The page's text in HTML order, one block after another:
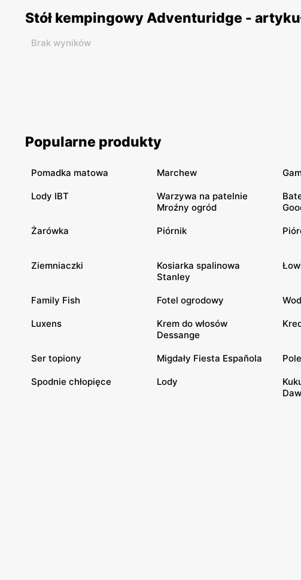
Stół kempingowy Adventuridge -
Brak wyników
Popularne produkty
Pomadka matowa Marchew
Lody IBT
Warzywa na patelnie
Mroźny ogród
Żarówka Piórnik
Ziemniaczki
Kosiarka spalinowa
Stanley
Family Fish Fotel ogrodowy
Luxens
Krem do włosów
Dessange
Ser topiony Migdały Fiesta Española
Spodnie chłopięce Lody